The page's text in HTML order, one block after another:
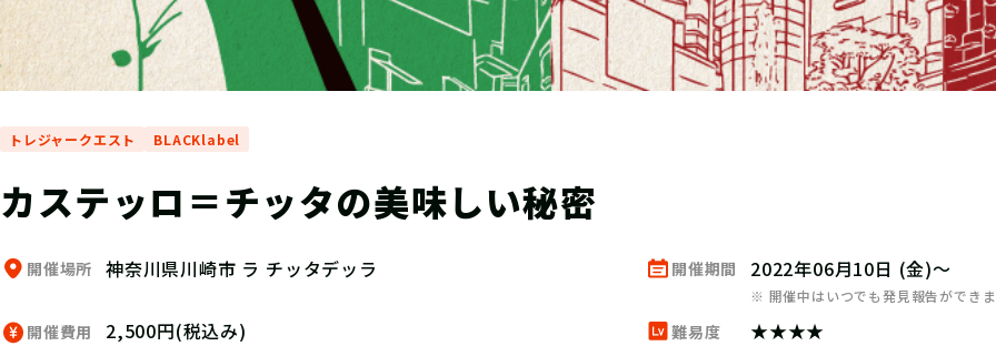
トレジャークエスト BLACKlabel
カステッロ＝チッタの美味しい秘密
開催場所 神奈川県川崎市 ラ チッタデッラ 開催期間 2022年06月10日 (金)～
※ 開催中はいつでも発見報告ができ
開催費用 2,500円(税込み) 難易度 ★★★★